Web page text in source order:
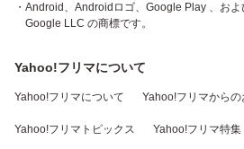
・Android、Androidロゴ、Google Play 、およ
Google LLC の商標です。
Yahoo!フリマについて
Yahoo!フリマについて Yahoo!フリマから
Yahoo!フリマトピックス Yahoo!フリマ特集